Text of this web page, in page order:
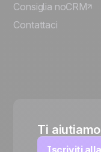
Consiglia noCRM
Contattaci
Ti
Iscriviti